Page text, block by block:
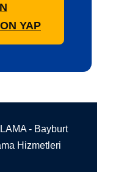
YAP
- Bayburt
Hizmetleri